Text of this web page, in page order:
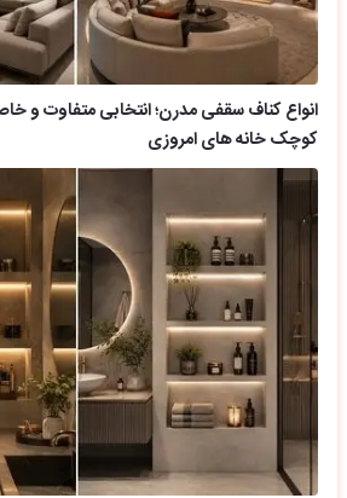
انواع کناف سقفی مدرن؛ انتخابی متفاوت و
کوچک خانه های امروزی